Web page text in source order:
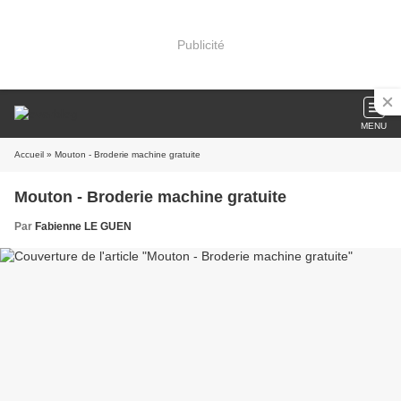
Publicité
MENU
Accueil » Mouton - Broderie machine gratuite
Mouton - Broderie machine gratuite
Par Fabienne LE GUEN